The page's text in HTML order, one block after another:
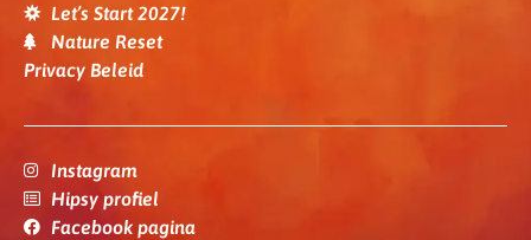
Let’s Start 2027!
Nature Reset
Privacy Beleid
Instagram
Hipsy profiel
Facebook pagina